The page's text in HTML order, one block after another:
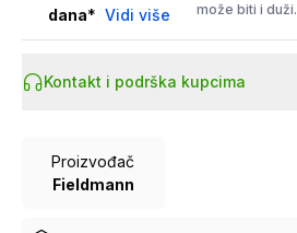
dana* Vidi više
može biti i duži.
Kontakt i podrška kupcima
Proizvođač
Fieldmann